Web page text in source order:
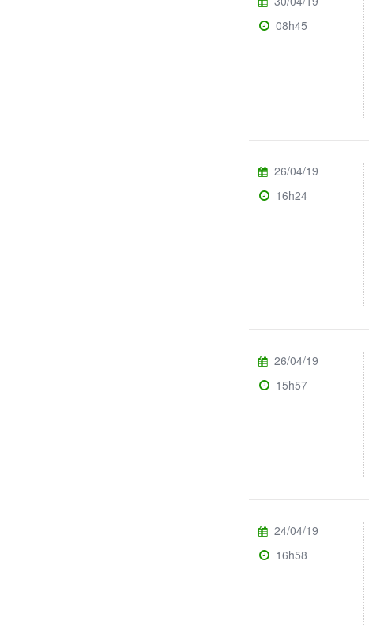
08h45
26/04/19
16h24
26/04/19
15h57
24/04/19
16h58